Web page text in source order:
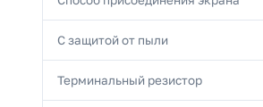
С защитой от пыли
Терминальный резистор